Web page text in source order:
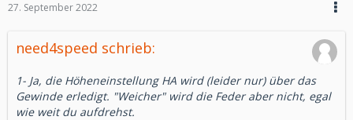
27. September 2022
need4speed schrieb:
1- Ja, die Höheneinstellung HA wird (leider nur) über das
Gewinde erledigt. "Weicher" wird die Feder aber nicht, egal
wie weit du aufdrehst.